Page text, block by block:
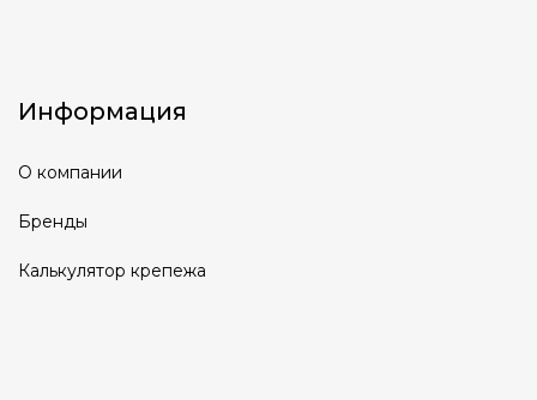
Информация
О компании
Бренды
Калькулятор крепежа